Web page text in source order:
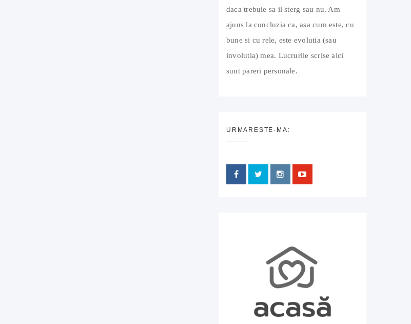
daca trebuie sa il sterg sau nu. Am
ajuns la concluzia ca, asa cum este, cu
bune si cu rele, este evolutia (sau
involutia) mea. Lucrurile scrise aici
sunt pareri personale.
URMARESTE-MA: